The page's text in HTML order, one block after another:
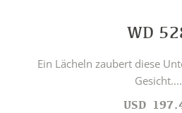
WD
Ein Lächeln zaubert diese
Gesicht....
USD